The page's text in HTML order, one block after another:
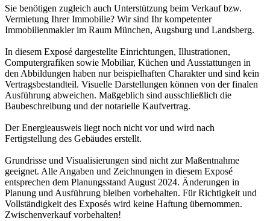
Sie benötigen zugleich auch Unterstützung beim Verkauf bzw.
Vermietung Ihrer Immobilie? Wir sind Ihr kompetenter
Immobilienmakler im Raum München, Augsburg und Landsberg.
In diesem Exposé dargestellte Einrichtungen, Illustrationen,
Computergrafiken sowie Mobiliar, Küchen und Ausstattungen in
den Abbildungen haben nur beispielhaften Charakter und sind kein
Vertragsbestandteil. Visuelle Darstellungen können von der finalen
Ausführung abweichen. Maßgeblich sind ausschließlich die
Baubeschreibung und der notarielle Kaufvertrag.
Der Energieausweis liegt noch nicht vor und wird nach
Fertigstellung des Gebäudes erstellt.
Grundrisse und Visualisierungen sind nicht zur Maßentnahme
geeignet. Alle Angaben und Zeichnungen in diesem Exposé
entsprechen dem Planungsstand August 2024. Änderungen in
Planung und Ausführung bleiben vorbehalten. Für Richtigkeit und
Vollständigkeit des Exposés wird keine Haftung übernommen.
Zwischenverkauf vorbehalten!